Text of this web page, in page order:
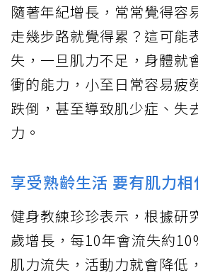
隨著年紀增長，常常覺得容
走幾步路就覺得累？這可能
失，一旦肌力不足，身體就
衝的能力，小至日常容易疲
跌倒，甚至導致肌少症、失
力。
享受熟齡生活 要有肌力相
健身教練珍珍表示，根據研
歲增長，每10年會流失約
肌力流失，活動力就會降低